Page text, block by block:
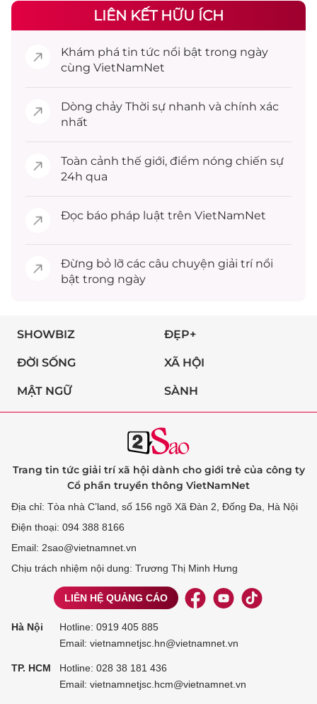
LIÊN KẾT HỮU ÍCH
Khám phá tin tức nổi bật trong ngày
cùng VietNamNet
Dòng chảy Thời sự nhanh và chính xác
nhất
Toàn cảnh thế giới, điểm nóng chiến sự
24h qua
Đọc báo pháp luật trên VietNamNet
Đừng bỏ lỡ các câu chuyện giải trínổi
bật trong ngày
SHOWBIZ ĐẸP+
ĐỜI SỐNG XÃ HỘI
MẬT NGỮ SÀNH
Trang tin tức giải trí xã hội dành cho giới trẻ của công ty
Cổ phần truyền thông VietNamNet
Địa chỉ: Tòa nhà C’land, số 156 ngõ Xã Đàn 2, Đống Đa, Hà Nội
Điện thoại: 094 388 8166
Email: 2sao@vietnamnet.vn
Chịu trách nhiệm nội dung: Trương Thị Minh Hưng
LIÊN HỆ QUẢNG CÁO
Hà Nội Hotline: 0919 405 885
Email: vietnamnetjsc.hn@vietnamnet.vn
TP. HCM Hotline: 028 38 181 436
Email: vietnamnetjsc.hcm@vietnamnet.vn